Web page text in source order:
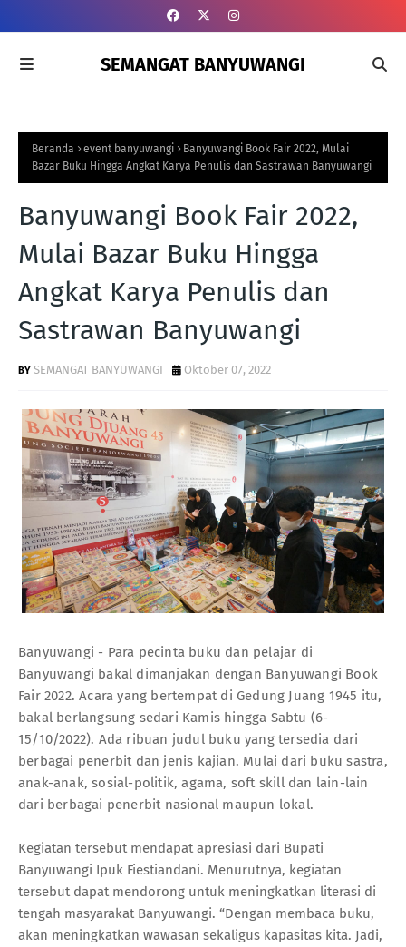
SEMANGAT BANYUWANGI
Beranda event banyuwangi
Banyuwangi Book Fair 2022, Mulai
Bazar Buku Hingga Angkat Karya Penulis dan Sastrawan Banyuwangi
Banyuwangi Book Fair 2022,
Mulai Bazar Buku Hingga
Angkat Karya Penulis dan
Sastrawan Banyuwangi
SEMANGAT BANYUWANGI Oktober 07, 2022
Banyuwangi - Para pecinta buku dan pelajar di
Banyuwangi bakal dimanjakan dengan Banyuwangi Book
Fair 2022. Acara yang bertempat di Gedung Juang 1945 itu,
bakal berlangsung sedari Kamis hingga Sabtu (6-
15/10/2022). Ada ribuan judul buku yang tersedia dari
berbagai penerbit dan jenis kajian. Mulai dari buku sastra,
anak-anak, sosial-politik, agama, soft skill dan lain-lain
dari berbagai penerbit nasional maupun lokal.
Kegiatan tersebut mendapat apresiasi dari Bupati
Banyuwangi Ipuk Fiestiandani. Menurutnya, kegiatan
tersebut dapat mendorong untuk meningkatkan literasi di
tengah masyarakat Banyuwangi. “Dengan membaca buku,
akan meningkatkan wawasan sekaligus kapasitas kita. Jadi,